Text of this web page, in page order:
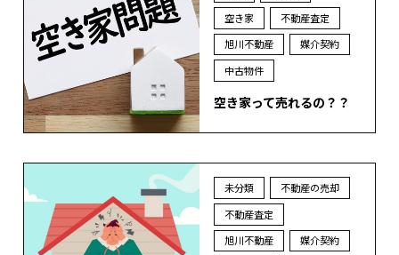
空き家
不動産査定
旭川不動産
媒介契約
中古物件
空き家って売れるの？？
未分類
不動産の売却
不動産査定
旭川不動産
媒介契約